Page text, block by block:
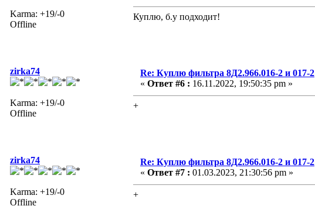
Karma: +19/-0
Offline
Куплю, б.у подходит!
zirka74
Karma: +19/-0
Offline
Re: Куплю фильтра 8Д2.966.016-2 и 017-2
« Ответ #6 : 16.11.2022, 19:50:35 pm »
+
zirka74
Karma: +19/-0
Offline
Re: Куплю фильтра 8Д2.966.016-2 и 017-2
« Ответ #7 : 01.03.2023, 21:30:56 pm »
+